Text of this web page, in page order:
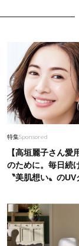
特集Sponsored
【高垣麗子さん愛
のために。毎日続
〝美肌想い〟の